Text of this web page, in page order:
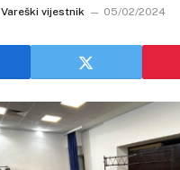
Vareški vijestnik 05/02/2024